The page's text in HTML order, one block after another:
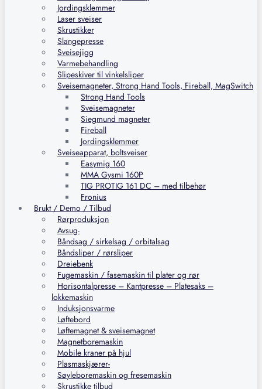
Jordingsklemmer
Laser sveiser
Skrustikker
Slangepresse
Sveisejigg
Varmebehandling
Slipeskiver til vinkelsliper
Sveisemagneter, Strong Hand Tools, Fireball, MagSwitch
Strong Hand Tools
Sveisemagneter
Siegmund magneter
Fireball
Jordingsklemmer
Sveiseapparat, boltsveiser
Easymig 160
MMA Gysmi 160P
TIG PROTIG 161 DC – med tilbehør
Fronius
Brukt / Demo / Tilbud
Rørproduksjon
Avsug-
Båndsag / sirkelsag / orbitalsag
Båndsliper / rørsliper
Dreiebenk
Fugemaskin / fasemaskin til plater og rør
Horisontalpresse – Kantpresse – Platesaks –
lokkemaskin
Induksjonsvarme
Løftebord
Løftemagnet & sveisemagnet
Magnetboremaskin
Mobile kraner på hjul
Plasmaskjærer-
Søyleboremaskin og fresemaskin
Skrustikke tilbud